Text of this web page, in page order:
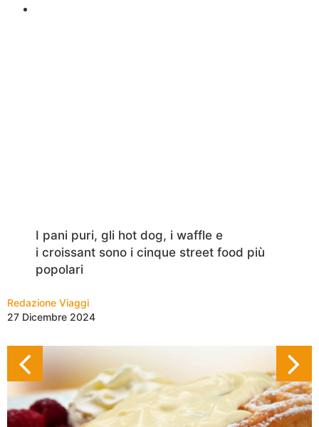
I pani puri, gli hot dog, i waffle e
i croissant sono i cinque street food più
popolari
Redazione Viaggi
27 Dicembre 2024